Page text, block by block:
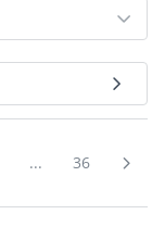
... 36